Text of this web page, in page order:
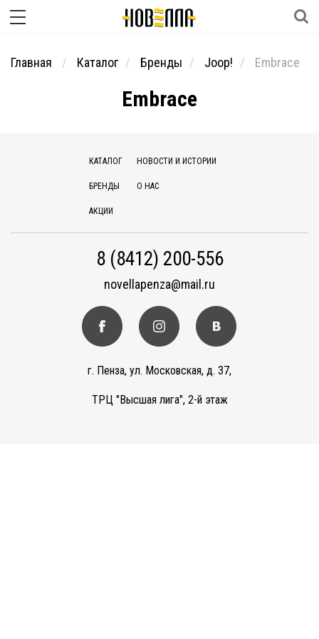
Главная Каталог Бренды Joop! Embrace
Embrace
КАТАЛОГ
БРЕНДЫ
АКЦИИ
НОВОСТИ И ИСТОРИИ
О НАС
8 (8412) 200-556
novellapenza@mail.ru
г. Пенза, ул. Московская, д. 37,
ТРЦ "Высшая лига", 2-й этаж